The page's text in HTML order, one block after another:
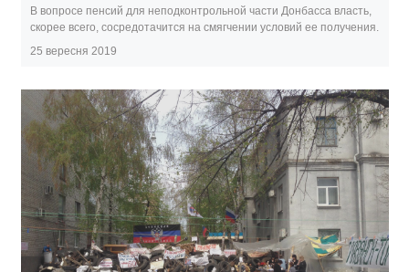
В вопросе пенсий для неподконтрольной части Донбасса власть,
скорее всего, сосредотачится на смягчении условий ее получения.
25 вересня 2019